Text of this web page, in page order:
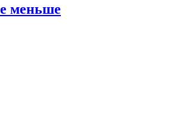
меньше